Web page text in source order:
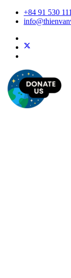
+84 91 530